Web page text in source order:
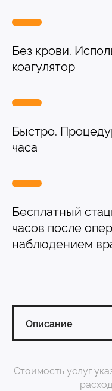
Лечение кроликов
Лечение хомяков
Вакцинация хорьков
Без крови.
коагулятор
Быстро.
часа
Бесплатный
часов после
наблюдением
Стоимость услуг